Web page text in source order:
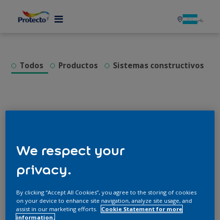
Todos Productos Sistemas constructivos
Recomendaciones para obtener fachadas
perfectas libres de manchas
We respect your
privacy.
By clicking “Accept All Cookies”, you agree to the storing of cookies
on your device to enhance site navigation, analyze site usage, and
assist in our marketing efforts.
Cookie Statement for more
information.